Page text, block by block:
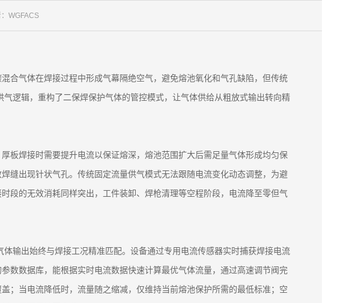
WGFACS
合气体在焊接过程中形成气幕隔绝空气，避免熔池氧化和气孔缺陷，但传统
逻辑，重构了二保焊保护气体的管控模式，让气体供给从粗放式输出转向精
板焊接时需要提升电流以保证熔深，熔池范围扩大后需足量气体形成均匀保
缝出现针状气孔。传统固定流量供气模式无法跟随电流变化动态调整，为避
段的无效消耗同样突出，工件装卸、焊枪清理等空程阶段，电流降至零但气
输出始终与焊接工况精准匹配。设备通过专用电流传感器实时捕获焊接电流
数数据库，能根据实时电流数据快速计算最优气体流量，通过高速调节阀完
；当电流降低时，流量随之缩减，仅维持当前熔池保护所需的最低标准；空